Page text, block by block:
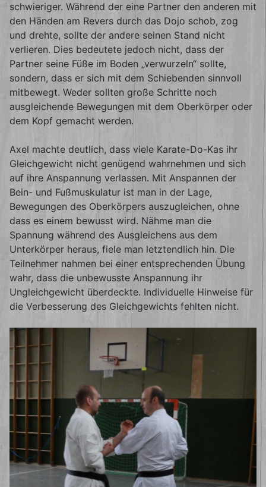
schwieriger. Während der eine Partner den anderen mit
den Händen am Revers durch das Dojo schob, zog
und drehte, sollte der andere seinen Stand nicht
verlieren. Dies bedeutete jedoch nicht, dass der
Partner seine Füße im Boden „verwurzeln“ sollte,
sondern, dass er sich mit dem Schiebenden sinnvoll
mitbewegt. Weder sollten große Schritte noch
ausgleichende Bewegungen mit dem Oberkörper oder
dem Kopf gemacht werden.
Axel machte deutlich, dass viele Karate-Do-Kas ihr
Gleichgewicht nicht genügend wahrnehmen und sich
auf ihre Anspannung verlassen. Mit Anspannen der
Bein- und Fußmuskulatur ist man in der Lage,
Bewegungen des Oberkörpers auszugleichen, ohne
dass es einem bewusst wird. Nähme man die
Spannung während des Ausgleichens aus dem
Unterkörper heraus, fiele man letztendlich hin. Die
Teilnehmer nahmen bei einer entsprechenden Übung
wahr, dass die unbewusste Anspannung ihr
Ungleichgewicht überdeckte. Individuelle Hinweise für
die Verbesserung des Gleichgewichts fehlten nicht.